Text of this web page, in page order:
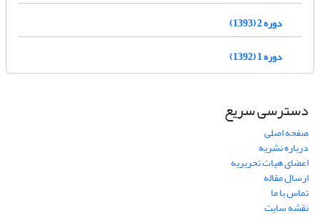
دوره 2 (1393)
دوره 1 (1392)
دسترسی سریع
صفحه اصلی
درباره نشریه
اعضای هیات تحریریه
ارسال مقاله
تماس با ما
نقشه سایت